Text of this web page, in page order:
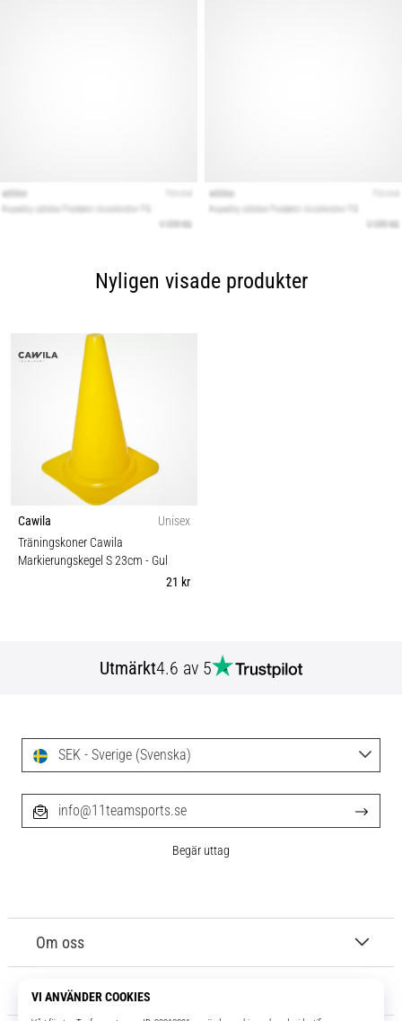
Nyligen visade produkter
Cawila
Unisex
Träningskoner Cawila
Markierungskegel S 23cm - Gul
21 kr
Utmärkt4.6 av 5
Om oss
Kundtjänst
SEK - Sverige (Svenska)
info@11teamsports.se
Begär uttag